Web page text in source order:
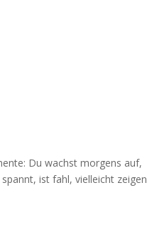
Du wachst morgens auf,
ist fahl, vielleicht zeigen